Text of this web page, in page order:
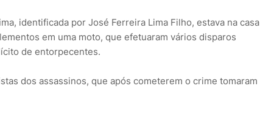
identificada por José Ferreira Lima Filho, estava na casa
em uma moto, que efetuaram vários disparos
de entorpecentes.
dos assassinos, que após cometerem o crime tomaram